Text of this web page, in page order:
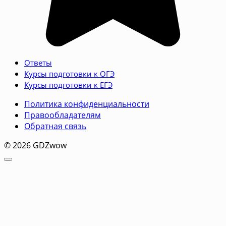
Ответы
Курсы подготовки к ОГЭ
Курсы подготовки к ЕГЭ
Политика конфиденциальности
Правообладателям
Обратная связь
© 2026 GDZwow